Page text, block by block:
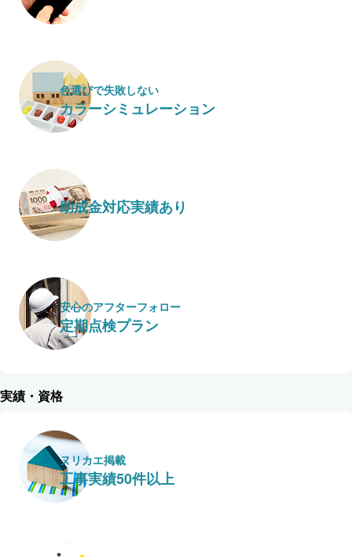
色選びで失敗しない
カラーシミュレーション
助成金対応実績あり
安心のアフターフォロー
定期点検プラン
実績・資格
ヌリカエ掲載
工事実績50件以上